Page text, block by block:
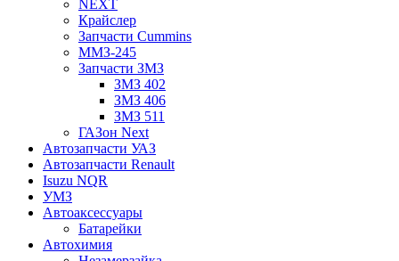
NEXT
Крайслер
Запчасти Cummins
ММЗ-245
Запчасти ЗМЗ
ЗМЗ 402
ЗМЗ 406
ЗМЗ 511
ГАЗон Next
Автозапчасти УАЗ
Автозапчасти Renault
Isuzu NQR
УМЗ
Автоаксессуары
Батарейки
Автохимия